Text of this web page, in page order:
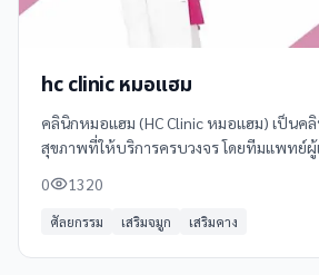
hc clinic หมอแฮม
คลินิกหมอแฮม (HC Clinic หมอแฮม) เป็นค
สุขภาพที่ให้บริการครบวงจร โดยทีมแพทย์
0 1320
ศัลยกรรม เสริมจมูก เสริมคาง